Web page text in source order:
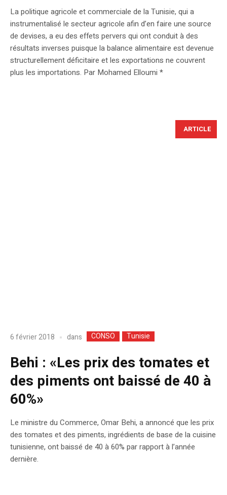
La politique agricole et commerciale de la Tunisie, qui a
instrumentalisé le secteur agricole afin d’en faire une source
de devises, a eu des effets pervers qui ont conduit à des
résultats inverses puisque la balance alimentaire est devenue
structurellement déficitaire et les exportations ne couvrent
plus les importations. Par Mohamed Elloumi *
ARTICLE
6 février 2018 dans CONSO Tunisie
Behi : «Les prix des tomates et
des piments ont baissé de 40 à
60%»
Le ministre du Commerce, Omar Behi, a annoncé que les prix
des tomates et des piments, ingrédients de base de la cuisine
tunisienne, ont baissé de 40 à 60% par rapport à l’année
dernière.